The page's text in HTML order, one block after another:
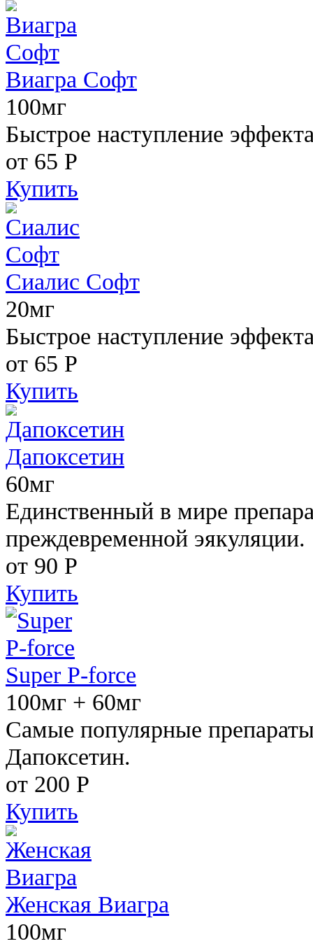
Виагра Софт
100мг
Быстрое наступление
от 65 Р
Купить
Сиалис Софт
20мг
Быстрое наступление
от 65 Р
Купить
Дапоксетин
60мг
Единственный в мире
преждевременной эякуляции.
от 90 Р
Купить
Super P-force
100мг + 60мг
Самые популярные
Дапоксетин.
от 200 Р
Купить
Женская Виагра
100мг